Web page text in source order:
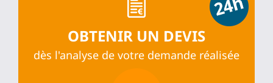
OBTENIR UN DEVIS
dès l'analyse de votre demande réalisée